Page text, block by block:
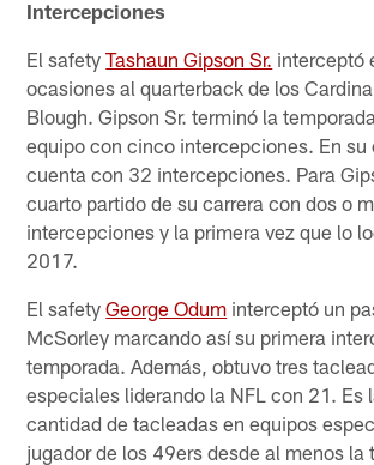
Intercepciones
El safetyTashaun Gipson Sr. interceptó
ocasiones al quarterback de los
Blough. Gipson Sr. terminó la
equipo con cinco intercepciones. En su
cuenta con 32 intercepciones. Para
cuarto partido de su carrera con dos o
intercepciones y la primera vez que lo
2017.
El safetyGeorge Odum interceptó un
McSorley marcando así su primera
temporada. Además, obtuvo tres
especiales liderando la NFL con 21. Es
cantidad de tacleadas en equipos
jugador de los 49ers desde al menos la